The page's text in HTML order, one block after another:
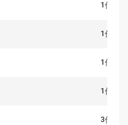
1件
1件
1 件
1 件
3件